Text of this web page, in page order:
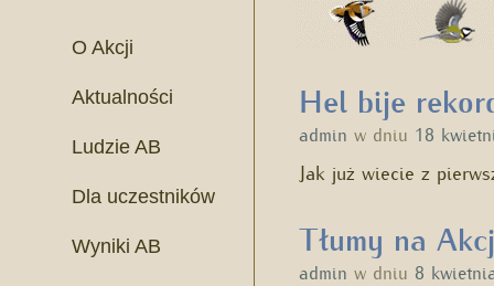
O Akcji
Aktualności
Ludzie AB
Dla uczestników
Wyniki AB
Hel bije
admin w dniu 18
Jak już wiecie z
Tłumy na
admin w dniu 8